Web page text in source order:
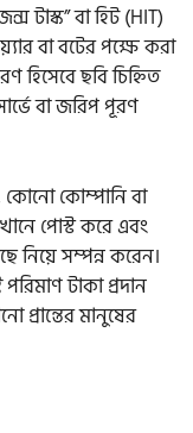
টাস্ক” বা হিট (HIT)
বা বটের পক্ষে করা
ছবি চিহ্নিত
বা জরিপ পূরণ
কোম্পানি বা
পোস্ট করে এবং
নিয়ে সম্পন্ন করেন।
টাকা প্রদান
প্রান্তের মানুষের